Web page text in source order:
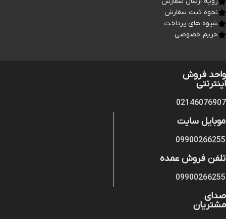
نحوه ثبت سفارش
شیوه های پرداخت
حریم خصوصی
واحد فروش
اینترنتی
02146076907
موبایل سایت
09900266255
تلفن فروش عمده
09900266255
صدای
مشتریان